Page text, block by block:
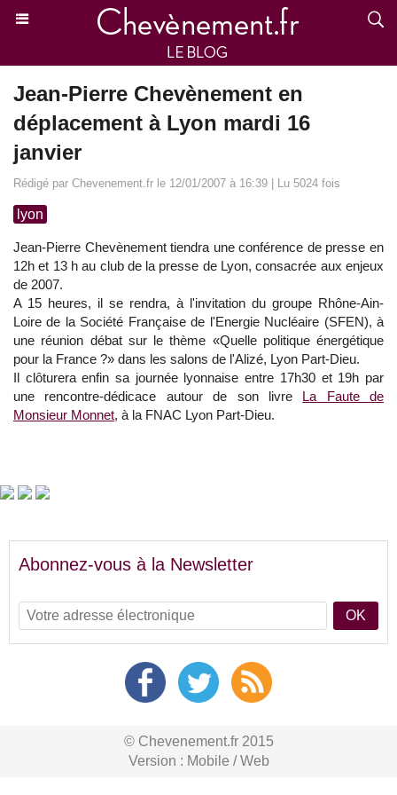
Jean-Pierre Chevènement en
déplacement à Lyon mardi 16
janvier
Rédigé par Chevenement.fr le 12/01/2007 à 16:39 | Lu 5024 fois
lyon
Jean-Pierre Chevènement tiendra une conférence de presse en
12h et 13 h au club de la presse de Lyon, consacrée aux enjeux
de 2007.
A 15 heures, il se rendra, à l'invitation du groupe Rhône-Ain-
Loire de la Société Française de l'Energie Nucléaire (SFEN), à
une réunion débat sur le thème «Quelle politique énergétique
pour la France ?» dans les salons de l'Alizé, Lyon Part-Dieu.
Il clôturera enfin sa journée lyonnaise entre 17h30 et 19h par
une rencontre-dédicace autour de son livre La Faute de
Monsieur Monnet, à la FNAC Lyon Part-Dieu.
Abonnez-vous à la Newsletter
OK
© Chevenement.fr 2015
Version : Mobile /Web